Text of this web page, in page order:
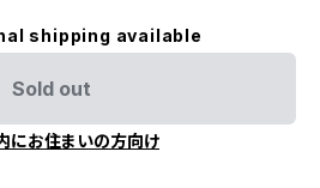
shipping available
Sold out
にお住まいの方向け